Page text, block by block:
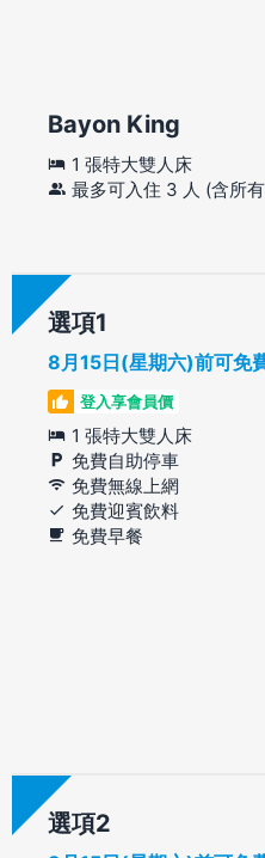
Bayon King
1 張特大雙人床
最多可入住 3 人 (含所
選項
8月15日(星期六)前可免
登入享會員價
1 張特大雙人床
免費自助停車
免費無線上網
免費迎賓飲料
免費早餐
選項